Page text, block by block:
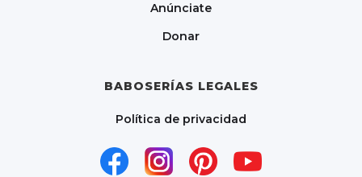
Anúnciate
Donar
BABOSERÍAS LEGALES
Política de privacidad